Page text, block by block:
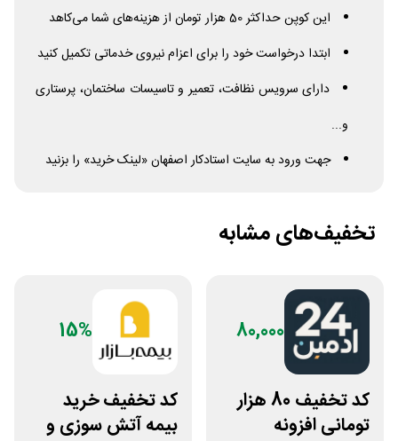
این کوپن حداکثر 50 هزار تومان از هزینه‌های شما می‌کاهد
ابتدا درخواست خود را برای اعزام نیروی خدماتی تکمیل کنید
دارای سرویس نظافت، تعمیر و تاسیسات ساختمان، پرستاری
و...
جهت ورود به سایت استادکار اصفهان «لینک خرید» را بزنید
تخفیف‌های مشابه
80,000
کد تخفیف 80 هزار
تومانی افزونه
15%
کد تخفیف خرید
بیمه آتش سوزی و